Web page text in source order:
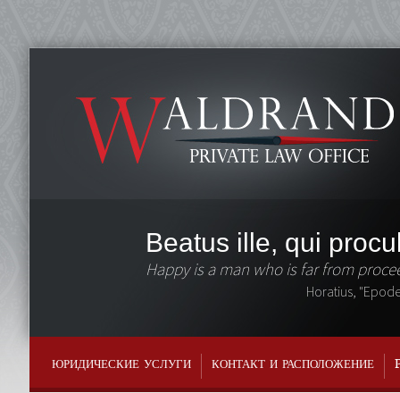
Beatus ille, qui
Happy is a man who is far from
Horatius,
ЮРИДИЧЕСКИЕ УСЛУГИ КОНТАКТ И РАСПОЛОЖЕНИЕ